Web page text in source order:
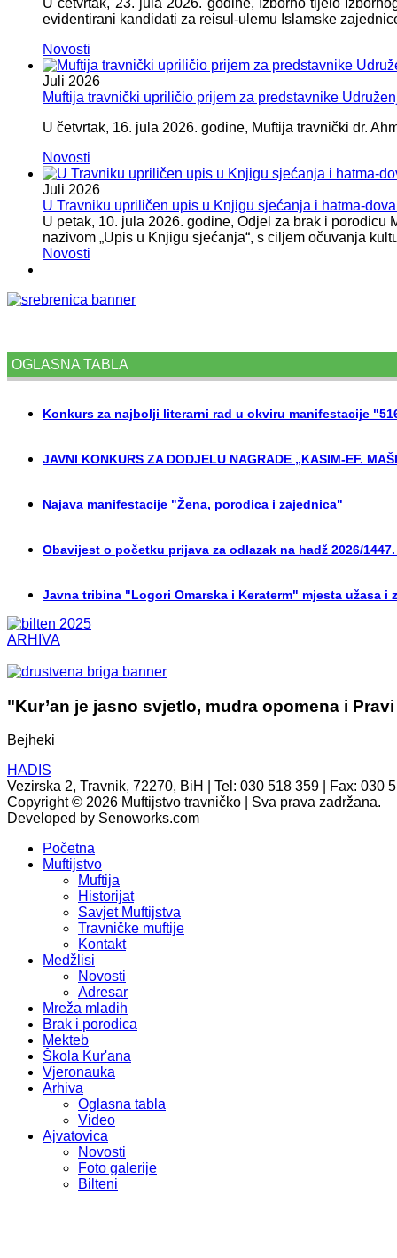
U četvrtak, 23. jula 2026. godine, Izborno tijelo
evidentirani kandidati za reisul-ulemu Islamske
Novosti
Juli 2026
Muftija travnički upriličio prijem za predstavnike
U četvrtak, 16. jula 2026. godine, Muftija travnički dr.
Novosti
Juli 2026
U Travniku upriličen upis u Knjigu sjećanja i hatma-
U petak, 10. jula 2026. godine, Odjel za brak i
nazivom „Upis u Knjigu sjećanja“, s ciljem očuvanja
Novosti
OGLASNA TABLA
Konkurs za najbolji literarni rad u okviru manifestacije
JAVNI KONKURS ZA DODJELU NAGRADE „KASIM-EF.
Najava manifestacije "Žena, porodica i zajednica"
Obavijest o početku prijava za odlazak na hadž 2026/
Javna tribina "Logori Omarska i Keraterm" mjesta užasa i
ARHIVA
"Kur’an je jasno svjetlo, mudra opomena i
Bejheki
HADIS
Vezirska 2, Travnik, 72270, BiH | Tel: 030 518 359 | Fax: 030
Copyright © 2026 Muftijstvo travničko | Sva prava zadržana.
Developed by Senoworks.com
Početna
Muftijstvo
Muftija
Historijat
Savjet Muftijstva
Travničke muftije
Kontakt
Medžlisi
Novosti
Adresar
Mreža mladih
Brak i porodica
Mekteb
Škola Kur'ana
Vjeronauka
Arhiva
Oglasna tabla
Video
Ajvatovica
Novosti
Foto galerije
Bilteni